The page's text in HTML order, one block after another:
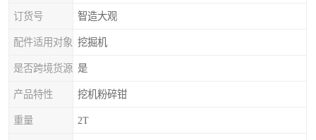
订货号 智造大观
配件适用对象 挖掘机
是否跨境货源 是
产品特性 挖机粉碎钳
重量 2T